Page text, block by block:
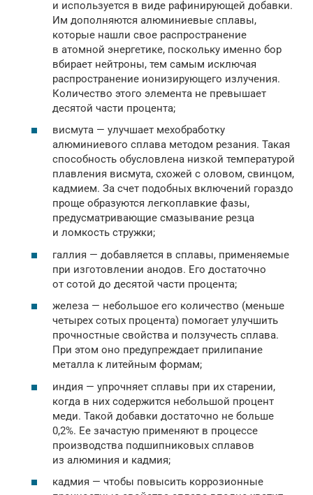
и используется в виде рафинирующей добавки.
Им дополняются алюминиевые сплавы,
которые нашли свое распространение
в атомной энергетике, поскольку именно бор
вбирает нейтроны, тем самым исключая
распространение ионизирующего излучения.
Количество этого элемента не превышает
десятой части процента;
висмута — улучшает мехобработку
алюминиевого сплава методом резания. Такая
способность обусловлена низкой температурой
плавления висмута, схожей с оловом, свинцом,
кадмием. За счет подобных включений гораздо
проще образуются легкоплавкие фазы,
предусматривающие смазывание резца
и ломкость стружки;
галлия — добавляется в сплавы, применяемые
при изготовлении анодов. Его достаточно
от сотой до десятой части процента;
железа — небольшое его количество (меньше
четырех сотых процента) помогает улучшить
прочностные свойства и ползучесть сплава.
При этом оно предупреждает прилипание
металла к литейным формам;
индия — упрочняет сплавы при их старении,
когда в них содержится небольшой процент
меди. Такой добавки достаточно не больше
0,2%. Ее зачастую применяют в процессе
производства подшипниковых сплавов
из алюминия и кадмия;
кадмия — чтобы повысить коррозионные